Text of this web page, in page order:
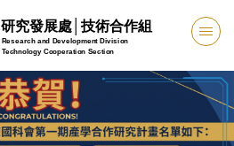
研究發展處│技術合作組
Research and Development Division
Technology Cooperation Section